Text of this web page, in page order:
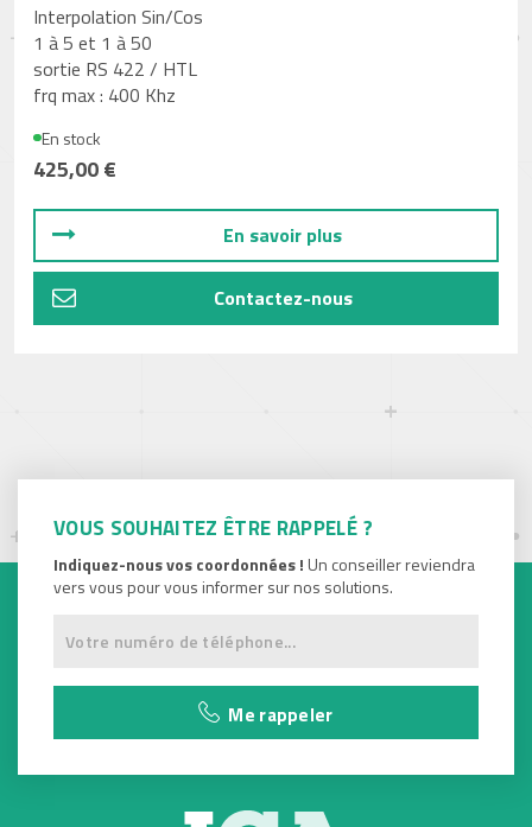
Interpolation Sin/Cos
1 à 5 et 1 à 50
sortie RS 422 / HTL
frq max : 400 Khz
En stock
425,00 €
En savoir plus
Contactez-nous
VOUS SOUHAITEZ ÊTRE RAPPELÉ ?
Indiquez-nous vos coordonnées ! Un conseiller reviendra
vers vous pour vous informer sur nos solutions.
Me rappeler